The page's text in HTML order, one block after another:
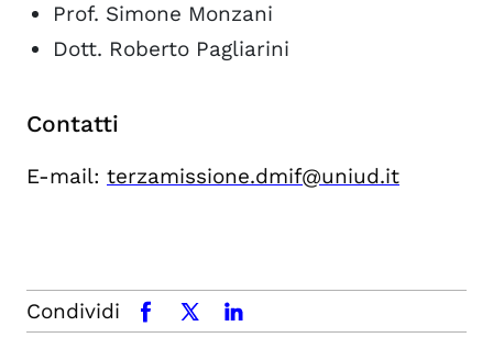
Prof. Simone Monzani
Dott. Roberto Pagliarini
Contatti
E-mail: terzamissione.dmif@uniud.it
Condividi facebookx.comlinkedin